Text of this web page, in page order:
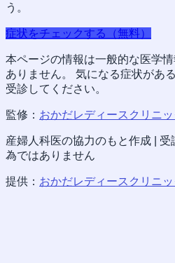
う。
症状をチェックする（無料）
本ページの情報は一般的な医学
ありません。 気になる症状があ
受診してください。
監修： おかだレディースクリニッ
産婦人科医の協力のもと作成 |
為ではありません
提供： おかだレディースクリニッ